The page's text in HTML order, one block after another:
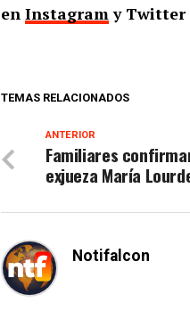
en Instagramy Twitter
TEMAS RELACIONADOS
ANTERIOR
Familiares
exjueza María
Notifalcon